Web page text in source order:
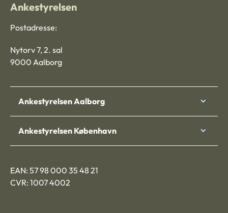
Ankestyrelsen
Postadresse:
Nytorv 7, 2. sal
9000 Aalborg
Ankestyrelsen Aalborg
Ankestyrelsen København
EAN: 57 98 000 35 48 21
CVR: 1007 4002